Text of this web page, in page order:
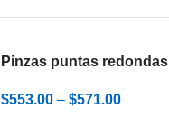
Pinzas puntas redondas
$553.00 – $571.00